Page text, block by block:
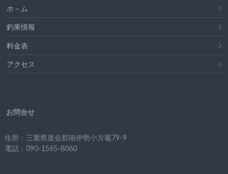
ホ－ム
釣果情報
料金表
アクセス
お問合せ
住所：三重県度会郡南伊勢小方竈79-9
電話：090-1565-8060